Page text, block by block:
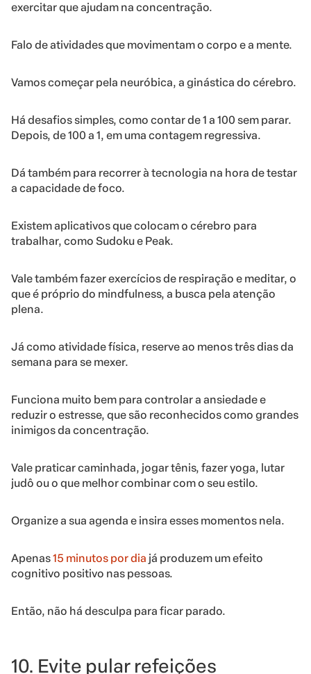
exercitar que ajudam na concentração.
Falo de atividades que movimentam o corpo e a mente.
Vamos começar pela neuróbica, a ginástica do cérebro.
Há desafios simples, como contar de 1 a 100 sem parar.
Depois, de 100 a 1, em uma contagem regressiva.
Dá também para recorrer à tecnologia na hora de testar
a capacidade de foco.
Existem aplicativos que colocam o cérebro para
trabalhar, como Sudoku e Peak.
Vale também fazer exercícios de respiração e meditar, o
que é próprio do mindfulness, a busca pela atenção
plena.
Já como atividade física, reserve ao menos três dias da
semana para se mexer.
Funciona muito bem para controlar a ansiedade e
reduzir o estresse, que são reconhecidos como grandes
inimigos da concentração.
Vale praticar caminhada, jogar tênis, fazer yoga, lutar
judô ou o que melhor combinar com o seu estilo.
Organize a sua agenda e insira esses momentos nela.
Apenas15 minutos por dia já produzem um efeito
cognitivo positivo nas pessoas.
Então, não há desculpa para ficar parado.
10. Evite pular refeições